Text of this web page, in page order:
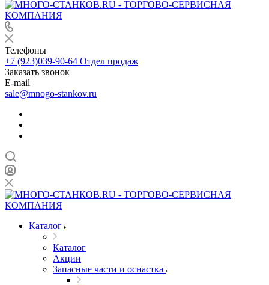
Телефоны
+7 (923)039-90-64 Отдел продаж
Заказать звонок
E-mail
sale@mnogo-stankov.ru
Каталог
Каталог
Акции
Запасные части и оснастка